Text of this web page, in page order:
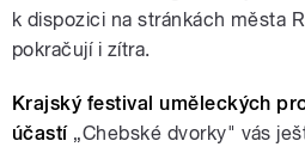
k dispozici na stránkách města
pokračují i zítra.
Krajský festival uměleckých
účastí„Chebské dvorky" vás